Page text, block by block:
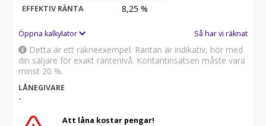
EFFEKTIV RÄNTA 8,25 %
Öppna kalkylator Så har vi räknat
Detta är ett räkneexempel. Räntan är indikativ, hör med
din säljare för exakt räntenivå. Kontantinsatsen måste vara
minst 20 %.
LÅNEGIVARE
-
Att låna kostar pengar!